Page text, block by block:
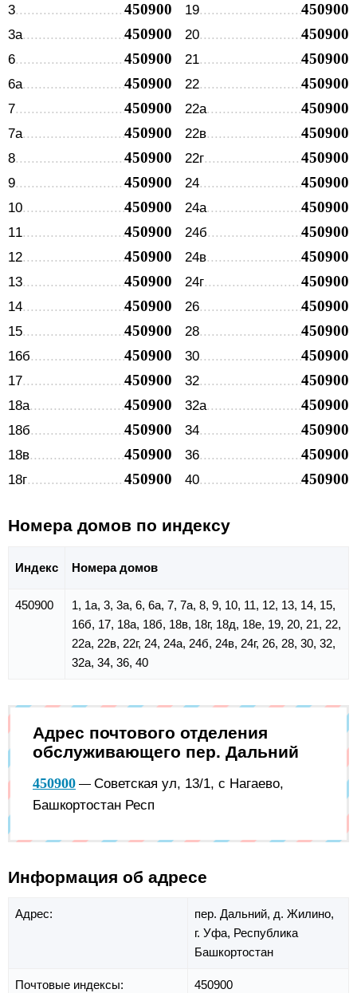
3 450900
3а 450900
6 450900
6а 450900
7 450900
7а 450900
8 450900
9 450900
10 450900
11 450900
12 450900
13 450900
14 450900
15 450900
16б 450900
17 450900
18а 450900
18б 450900
18в 450900
18г 450900
19 450900
20 450900
21 450900
22 450900
22а 450900
22в 450900
22г 450900
24 450900
24а 450900
24б 450900
24в 450900
24г 450900
26 450900
28 450900
30 450900
32 450900
32а 450900
34 450900
36 450900
40 450900
Номера домов по индексу
Индекс Номера домов
450900
1, 1а, 3, 3а, 6, 6а, 7, 7а, 8, 9, 10, 11, 12, 13, 14, 15,
16б, 17, 18а, 18б, 18в, 18г, 18д, 18е, 19, 20, 21, 22,
22а, 22в, 22г, 24, 24а, 24б, 24в, 24г, 26, 28, 30, 32,
32а, 34, 36, 40
Адрес почтового отделения
обслуживающего пер. Дальний
450900 — Советская ул, 13/1, с Нагаево,
Башкортостан Респ
Информация об адресе
Адрес: пер. Дальний, д. Жилино,
г. Уфа, Республика
Башкортостан
Почтовые индексы: 450900